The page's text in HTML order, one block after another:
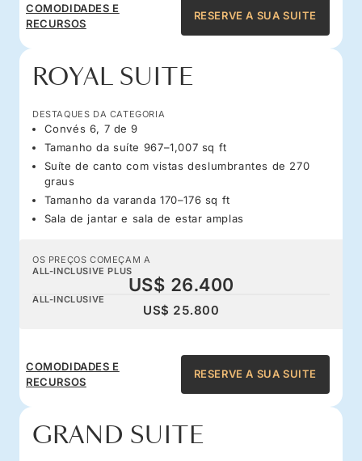
COMODIDADES E
RECURSOS
RESERVE A SUA SUITE
ROYAL SUITE
DESTAQUES DA CATEGORIA
Convés 6, 7 de 9
Tamanho da suíte 967–1,007 sq ft
Suíte de canto com vistas deslumbrantes de 270
graus
Tamanho da varanda 170–176 sq ft
Sala de jantar e sala de estar amplas
OS PREÇOS COMEÇAM A
ALL-INCLUSIVE PLUS
US$ 26.400
ALL-INCLUSIVE
US$ 25.800
COMODIDADES E
RECURSOS
RESERVE A SUA SUITE
GRAND SUITE